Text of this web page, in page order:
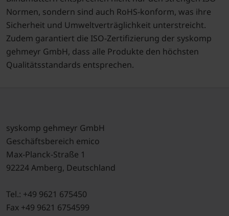
Normen, sondern sind auch RoHS-konform, was ihre
Sicherheit und Umweltverträglichkeit unterstreicht.
Zudem garantiert die ISO-Zertifizierung der syskomp
gehmeyr GmbH, dass alle Produkte den höchsten
Qualitätsstandards entsprechen.
syskomp gehmeyr GmbH
Geschäftsbereich emico
Max-Planck-Straße 1
92224 Amberg, Deutschland
Tel.: +49 9621 675450
Fax +49 9621 6754599